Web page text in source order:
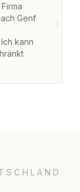
Genf
kann